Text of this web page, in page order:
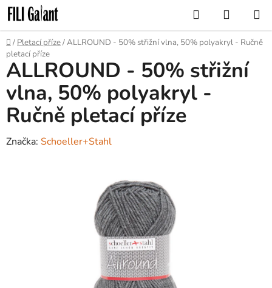
Přejít
na
obsah
Hledat
KOŠÍK
Domů
/ Pletací příze/ALLROUND - 50% střižní vlna, 50% polyakryl - Ručně
pletací příze
ALLROUND - 50% střižní
vlna, 50% polyakryl -
Ručně pletací příze
Značka: Schoeller+Stahl